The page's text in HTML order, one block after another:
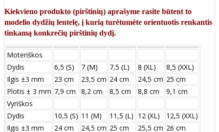
Kiekvieno produkto (pirštinių) aprašyme rasite būtent to
modelio dydžių lentelę, į kurią turėtumėte orientuotis renkantis
tinkamą konkrečių pirštinių dydį.
Moteriškos
Dydis
6,5 (S) 7 (M) 7,5 (L) 8 (XL)
8,5 (XXL)
Ilgis ±3 mm
23 cm 23,5 cm 24 cm 24,5 cm 25 cm
Plotis ± 3 mm 7,9 cm 8,2 cm 8,5 cm 8,8 cm
9,1 cm
Vyriškos
Dydis
10,5 (S) 11 (M) 11,5 (L) 12 (XL)
12,5 (XXL)
Ilgis ±3 mm
24 сm 24,5 сm 25 сm 25,5 сm 26 сm